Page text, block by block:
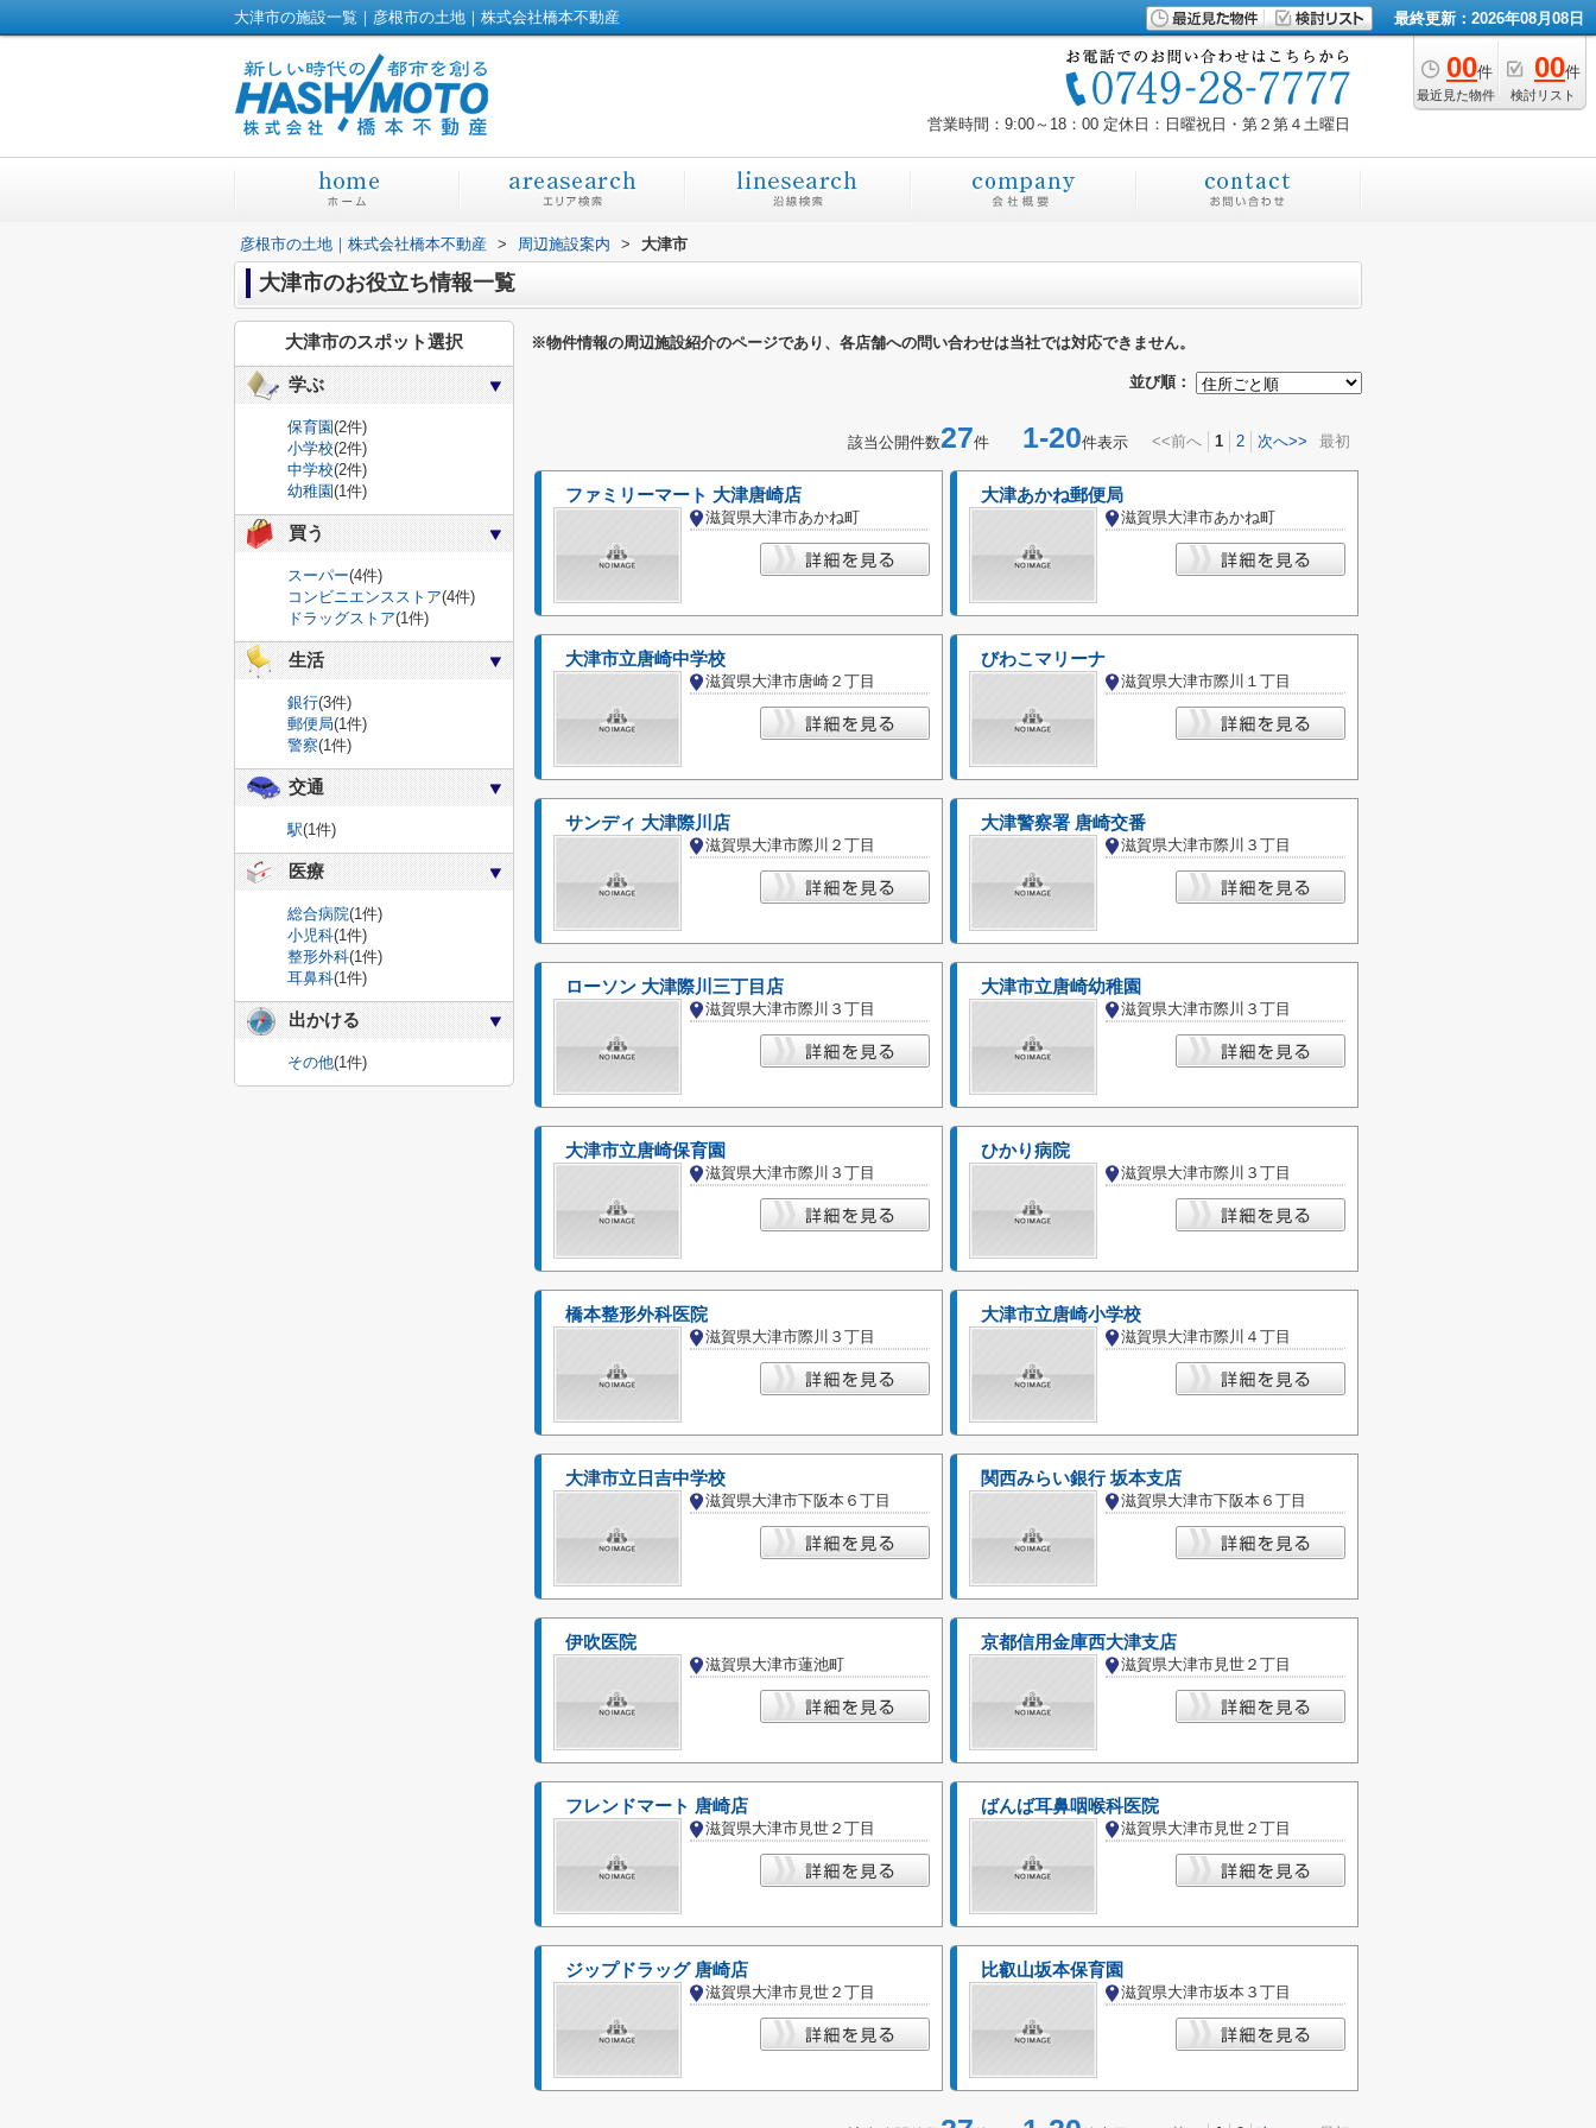
大津市の施設一覧｜彦根市の土地｜株式会社橋本不動産 最終更新：2026年08月08日
00件
最近見た物件
00件
検討リスト
営業時間：9:00～18：00 定休日：日曜祝日・第２第４土曜日
彦根市の土地｜株式会社橋本不動産 > 周辺施設案内 > 大津市
大津市のお役立ち情報一覧
※物件情報の周辺施設紹介のページであり、各店舗への問い合わせは当社では対応できません。
並び順：
該当公開件数27件 1-20件表示 <<前へ 1 2 次へ>> 最初
ファミリーマート 大津唐崎店
滋賀県大津市あかね町
大津あかね郵便局
滋賀県大津市あかね町
大津市立唐崎中学校
滋賀県大津市唐崎２丁目
びわこマリーナ
滋賀県大津市際川１丁目
サンディ 大津際川店
滋賀県大津市際川２丁目
大津警察署 唐崎交番
滋賀県大津市際川３丁目
ローソン 大津際川三丁目店
滋賀県大津市際川３丁目
大津市立唐崎幼稚園
滋賀県大津市際川３丁目
大津市立唐崎保育園
滋賀県大津市際川３丁目
ひかり病院
滋賀県大津市際川３丁目
橋本整形外科医院
滋賀県大津市際川３丁目
大津市立唐崎小学校
滋賀県大津市際川４丁目
大津市立日吉中学校
滋賀県大津市下阪本６丁目
関西みらい銀行 坂本支店
滋賀県大津市下阪本６丁目
伊吹医院
滋賀県大津市蓮池町
京都信用金庫西大津支店
滋賀県大津市見世２丁目
フレンドマート 唐崎店
滋賀県大津市見世２丁目
ばんば耳鼻咽喉科医院
滋賀県大津市見世２丁目
ジップドラッグ 唐崎店
滋賀県大津市見世２丁目
比叡山坂本保育園
滋賀県大津市坂本３丁目
大津市のスポット選択
学ぶ
保育園(2件)
小学校(2件)
中学校(2件)
幼稚園(1件)
買う
スーパー(4件)
コンビニエンスストア(4件)
ドラッグストア(1件)
生活
銀行(3件)
郵便局(1件)
警察(1件)
交通
駅(1件)
医療
総合病院(1件)
小児科(1件)
整形外科(1件)
耳鼻科(1件)
出かける
その他(1件)